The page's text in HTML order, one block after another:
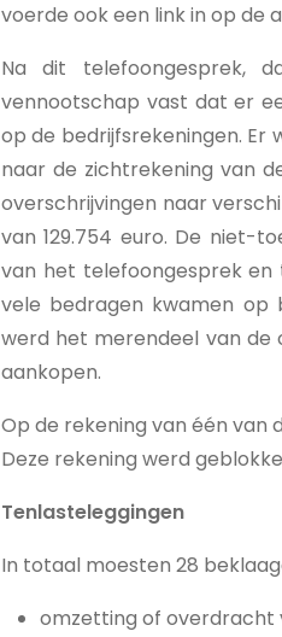
voerde ook een link in op de
Na dit telefoongesprek,
vennootschap vast dat er
op de bedrijfsrekeningen. Er
naar de zichtrekening van
overschrijvingen naar
van 129.754 euro. De niet-
van het telefoongesprek en
vele bedragen kwamen op
werd het merendeel van de
aankopen.
Op de rekening van één
Deze rekening werd
Tenlasteleggingen
In totaal moesten 28
omzetting of overdracht